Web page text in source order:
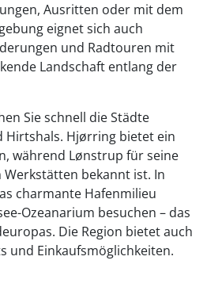
Ausritten oder mit dem
eignet sich auch
und Radtouren mit
Landschaft entlang der
Sie schnell die Städte
Hjørring bietet ein
während Lønstrup für seine
bekannt ist. In
charmante Hafenmilieu
Ozeanarium besuchen – das
Die Region bietet auch
und Einkaufsmöglichkeiten.